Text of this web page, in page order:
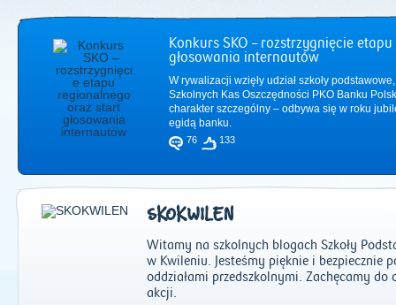
Konkurs SKO – rozstrzygnięcie
głosowania internautów
W rywalizacji wzięły udział szkoły
Szkolnych Kas Oszczędności PKO Banku
charakter szczególny – odbywa się w roku
egidą banku.
76 133
SKOKWILEN
Witamy na szkolnych blogach Szkoły
w Kwileniu. Jesteśmy pięknie i bezpiecznie
oddziałami przedszkolnymi. Zachęcamy
akcji.